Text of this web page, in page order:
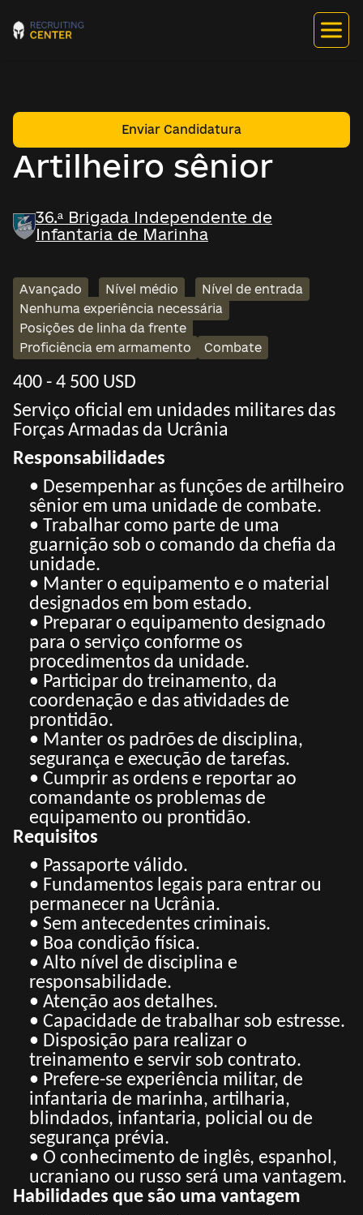
Artilheiro sênior
Enviar Candidatura
36.ª Brigada Independente de
Infantaria de Marinha
Avançado Nível médio
Nível de entrada
Nenhuma experiência necessária
Posições de linha da frente
Proficiência em armamento
Combate
400 - 4 500 USD
Serviço oficial em unidades militares das
Forças Armadas da Ucrânia
Responsabilidades
• Desempenhar as funções de artilheiro
sênior em uma unidade de combate.
• Trabalhar como parte de uma
guarnição sob o comando da chefia da
unidade.
• Manter o equipamento e o material
designados em bom estado.
• Preparar o equipamento designado
para o serviço conforme os
procedimentos da unidade.
• Participar do treinamento, da
coordenação e das atividades de
prontidão.
• Manter os padrões de disciplina,
segurança e execução de tarefas.
• Cumprir as ordens e reportar ao
comandante os problemas de
equipamento ou prontidão.
Requisitos
• Passaporte válido.
• Fundamentos legais para entrar ou
permanecer na Ucrânia.
• Sem antecedentes criminais.
• Boa condição física.
• Alto nível de disciplina e
responsabilidade.
• Atenção aos detalhes.
• Capacidade de trabalhar sob estresse.
• Disposição para realizar o
treinamento e servir sob contrato.
• Prefere-se experiência militar, de
infantaria de marinha, artilharia,
blindados, infantaria, policial ou de
segurança prévia.
• O conhecimento de inglês, espanhol,
ucraniano ou russo será uma vantagem.
Habilidades que são uma vantagem